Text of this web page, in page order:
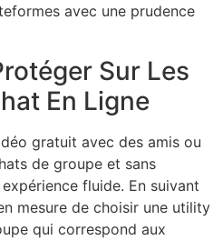
avec une prudence
Sur Les
En Ligne
gratuit avec des amis ou
de groupe et sans
fluide. En suivant
mesure de choisir une utility
qui correspond aux